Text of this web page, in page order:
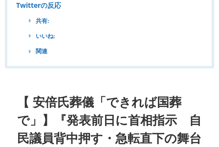
Twitterの反応
共有:
いいね:
関連
【 安倍氏葬儀「できれば国葬
で」】『発表前日に首相指示 自
民議員背中押す・急転直下の舞台